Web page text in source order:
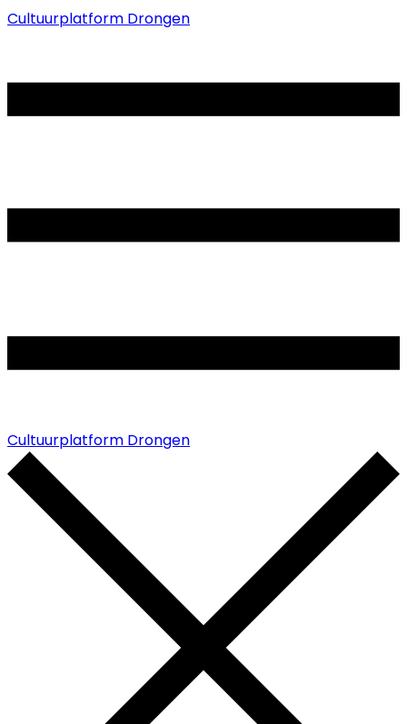
Cultuurplatform Drongen
Cultuurplatform Drongen